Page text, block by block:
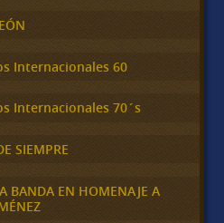
Internacionales 60
Internacionales 70´s
SIEMPRE
BANDA EN HOMENAJE A